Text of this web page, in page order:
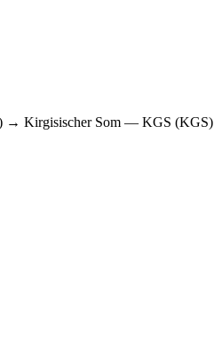
→ Kirgisischer Som — KGS (KGS)